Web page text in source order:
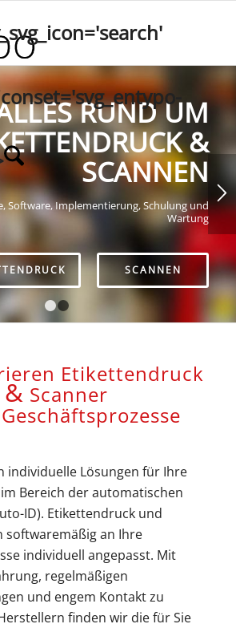
RUND UM
&
SCANNEN
Software, Implementierung, Schulung und
Wartung
SCANNEN
Etikettendruck
& Scanner
individuelle Lösungen für Ihre
Bereich der automatischen
ID). Etikettendruck und
softwaremäßig an Ihre
individuell angepasst. Mit
regelmäßigen
und engem Kontakt zu
finden wir die für Sie